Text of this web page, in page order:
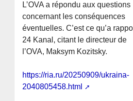
L’OVA a répondu aux questions
concernant les conséquences
éventuelles. C’est ce qu’a
24 Kanal, citant le directeur de
l’OVA, Maksym Kozitsky.
https://ria.ru/20250909/ukraina-
2040805458.html